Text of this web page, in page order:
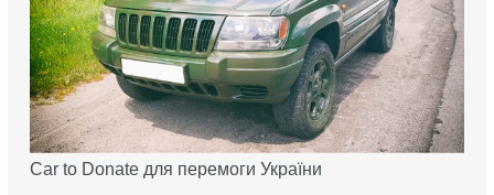
Car to Donate для перемоги України